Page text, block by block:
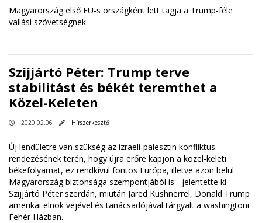
Magyarország első EU-s országként lett tagja a Trump-féle
vallási szövetségnek.
Szijjártó Péter: Trump terve
stabilitást és békét teremthet a
Közel-Keleten
2020.02.06 Hírszerkesztő
Új lendületre van szükség az izraeli-palesztin konfliktus
rendezésének terén, hogy újra erőre kapjon a közel-keleti
békefolyamat, ez rendkívül fontos Európa, illetve azon belül
Magyarország biztonsága szempontjából is - jelentette ki
Szijjártó Péter szerdán, miután Jared Kushnerrel, Donald Trump
amerikai elnök vejével és tanácsadójával tárgyalt a washingtoni
Fehér Házban.